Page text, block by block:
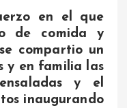
en el que
de comida y
compartio un
y en familia las
y el
inaugurando